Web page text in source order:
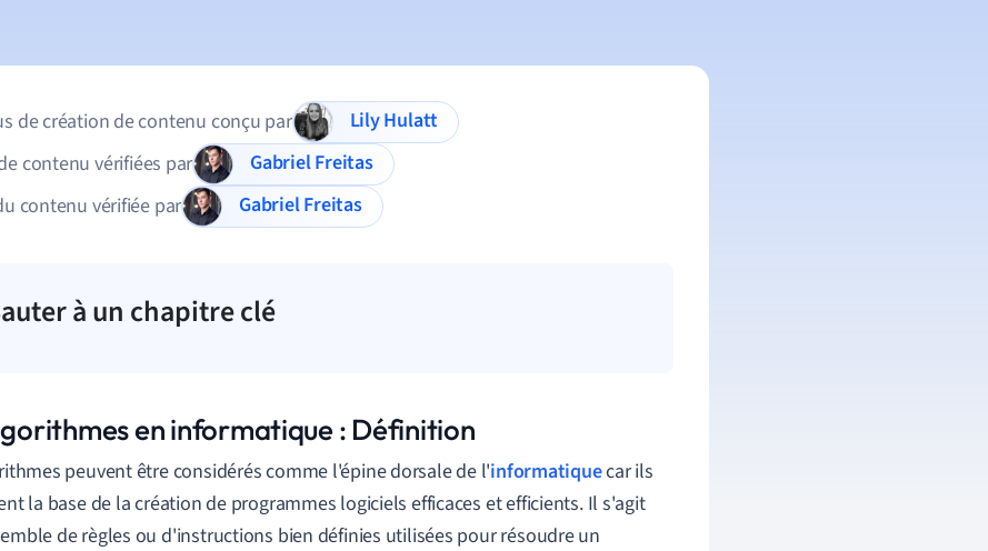
de création de contenu conçu par
Lily Hulatt
contenu vérifiées par
Gabriel Freitas
contenu vérifiée par
Gabriel Freitas
à un chapitre clé
en informatique : Définition
peuvent être considérés comme l'épine dorsale de l'informatiquecar ils
la base de la création de programmes logiciels efficaces et efficients. Il s'agit
de règles ou d'instructions bien définies utilisées pour résoudre un